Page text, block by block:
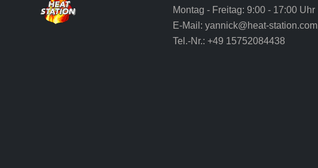
Montag - Freitag: 9:00 - 17:00 Uhr
E-Mail: yannick@heat-station.com
Tel.-Nr.: +49 15752084438